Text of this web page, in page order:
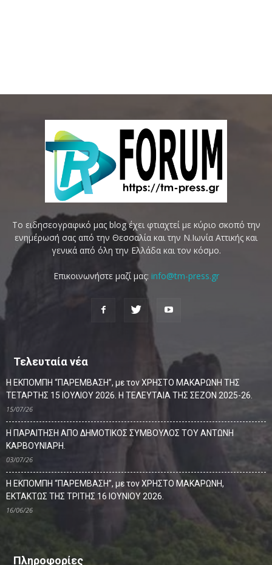
Το ειδησεογραφικό μας blog έχει φτιαχτεί με κύριο σκοπό την
ενημέρωσή σας από την Θεσσαλία και την Ν.Ιωνία Αττικής και
γενικά από όλη την Ελλάδα και τον κόσμο.
Επικοινωνήστε μαζί μας: info@tm-press.gr
Τελευταία νέα
Η ΕΚΠΟΜΠΗ “ΠΑΡΕΜΒΑΣΗ”, με τον ΧΡΗΣΤΟ ΜΑΚΑΡΩΝΗ ΤΗΣ
ΤΕΤΑΡΤΗΣ 15 ΙΟΥΛΙΟΥ 2026. Η ΤΕΛΕΥΤΑΙΑ ΤΗΣ ΣΕΖΟΝ 2025-26.
15/07/26
Η ΠΑΡΑΙΤΗΣΗ ΑΠΟ ΔΗΜΟΤΙΚΟΣ ΣΥΜΒΟΥΛΟΣ ΤΟΥ ΑΝΤΩΝΗ
ΚΑΡΒΟΥΝΙΑΡΗ.
03/07/26
Η ΕΚΠΟΜΠΗ “ΠΑΡΕΜΒΑΣΗ”, με τον ΧΡΗΣΤΟ ΜΑΚΑΡΩΝΗ,
ΕΚΤΑΚΤΩΣ ΤΗΣ ΤΡΙΤΗΣ 16 ΙΟΥΝΙΟΥ 2026.
16/06/26
Πληροφορίες